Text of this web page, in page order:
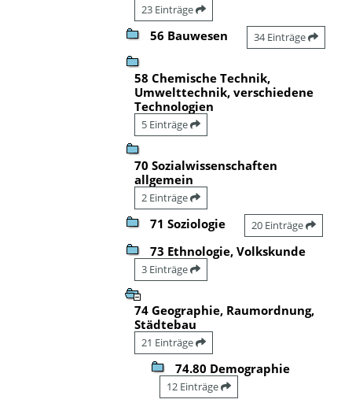
23 Einträge
56 Bauwesen 34 Einträge
58 Chemische Technik,
Umwelttechnik, verschiedene
Technologien
5 Einträge
70 Sozialwissenschaften
allgemein
2 Einträge
71 Soziologie 20 Einträge
73 Ethnologie, Volkskunde
3 Einträge
74 Geographie, Raumordnung,
Städtebau
21 Einträge
74.80 Demographie
12 Einträge